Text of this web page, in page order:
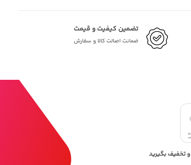
تضمین کیفیت و قیمت
ضمانت اصالت کالا و سفارش
تخفیف بگیرید